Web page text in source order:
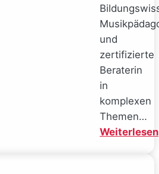
und
zertifizierte
Beraterin
in
komplexen
Themen…
Weiterlesen